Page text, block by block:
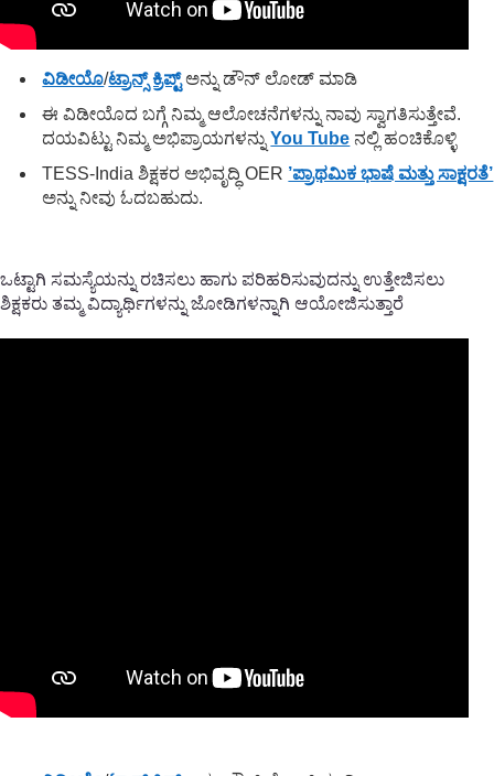
ವಿಡೀಯೊ/ಟ್ರಾನ್ಸ್ ಕ್ರಿಪ್ಟ್ಅನ್ನು ಡೌನ್ ಲೋಡ್ ಮಾಡಿ
ಈ ವಿಡೀಯೊದ ಬಗ್ಗೆ ನಿಮ್ಮ ಆಲೋಚನೆಗಳನ್ನು ನಾವು ಸ್ವಾಗತಿಸುತ್ತೇವೆ.
ದಯವಿಟ್ಟು ನಿಮ್ಮ ಅಭಿಪ್ರಾಯಗಳನ್ನುYou Tube ನಲ್ಲಿ ಹಂಚಿಕೊಳ್ಳಿ
TESS-India ಶಿಕ್ಷಕರ ಅಭಿವೃದ್ಧಿ OER ’ಪ್ರಾಥಮಿಕ ಭಾಷೆ ಮತ್ತು ಸಾಕ್ಷರತೆ’
ಅನ್ನು ನೀವು ಓದಬಹುದು.
ಒಟ್ಟಾಗಿ ಸಮಸ್ಯೆಯನ್ನು ರಚಿಸಲು ಹಾಗು ಪರಿಹರಿಸುವುದನ್ನು ಉತ್ತೇಜಿಸಲು
ಶಿಕ್ಷಕರು ತಮ್ಮ ವಿದ್ಯಾರ್ಥಿಗಳನ್ನು ಜೋಡಿಗಳನ್ನಾಗಿ ಆಯೋಜಿಸುತ್ತಾರೆ